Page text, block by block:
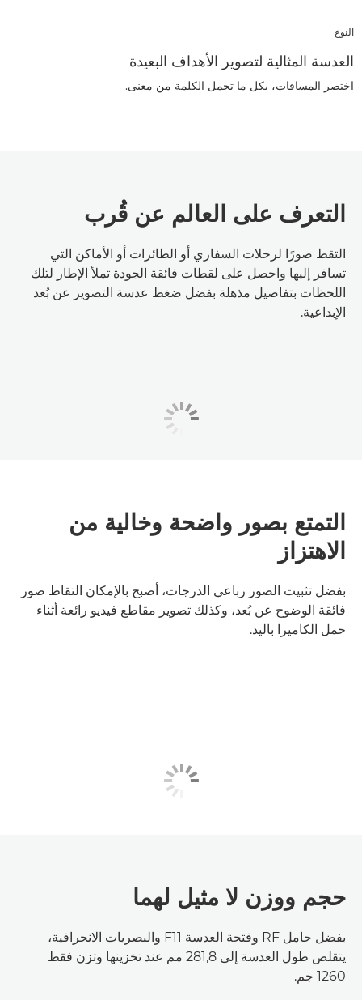
النوع
العدسة المثالية لتصوير الأهداف البعيدة
اختصر المسافات، بكل ما تحمل الكلمة من معنى.
التعرف على العالم عن قُرب
التقط صورًا لرحلات السفاري أو الطائرات أو الأماكن التي
تسافر إليها واحصل على لقطات فائقة الجودة تملأ الإطار لتلك
اللحظات بتفاصيل مذهلة بفضل ضغط عدسة التصوير عن بُعد
الإبداعية.
التمتع بصور واضحة وخالية من
الاهتزاز
بفضل تثبيت الصور رباعي الدرجات، أصبح بالإمكان التقاط صور
فائقة الوضوح عن بُعد، وكذلك تصوير مقاطع فيديو رائعة أثناء
حمل الكاميرا باليد.
حجم ووزن لا مثيل لهما
بفضل حامل RF وفتحة العدسة F11 والبصريات الانحرافية،
يتقلص طول العدسة إلى 281,8 مم عند تخزينها وتزن فقط
1260 جم.